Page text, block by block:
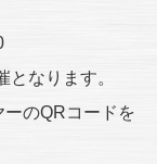
なります。
のQRコードを